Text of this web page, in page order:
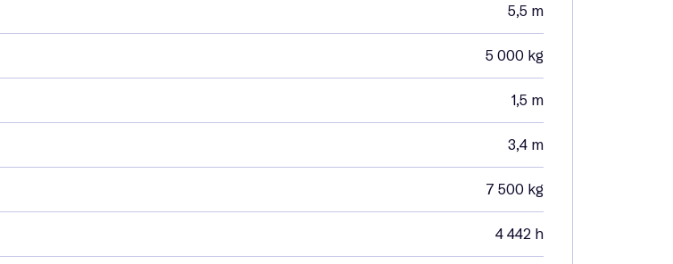
5,5 m
5 000 kg
1,5 m
3,4 m
7 500 kg
4 442 h